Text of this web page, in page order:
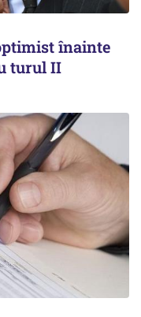
înainte
turul II